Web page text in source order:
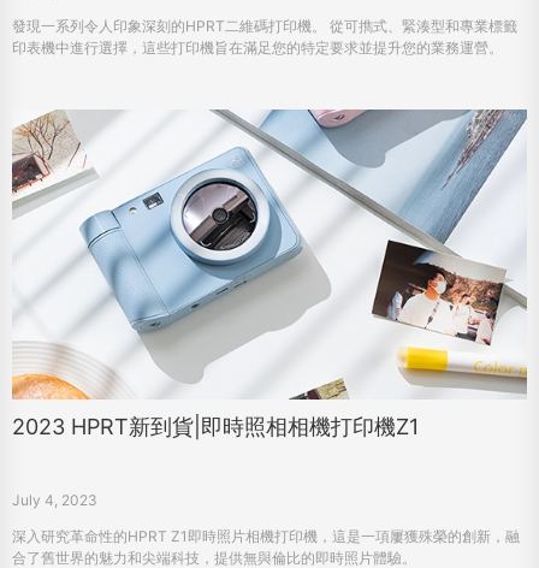
發現一系列令人印象深刻的HPRT二維碼打印機。 從可擕式、緊湊型和專業標籤
印表機中進行選擇，這些打印機旨在滿足您的特定要求並提升您的業務運營。
2023 HPRT新到貨|即時照相相機打印機Z1
July 4, 2023
深入研究革命性的HPRT Z1即時照片相機打印機，這是一項屢獲殊榮的創新，融
合了舊世界的魅力和尖端科技，提供無與倫比的即時照片體驗。